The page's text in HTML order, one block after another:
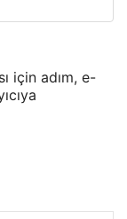
için adım, e-